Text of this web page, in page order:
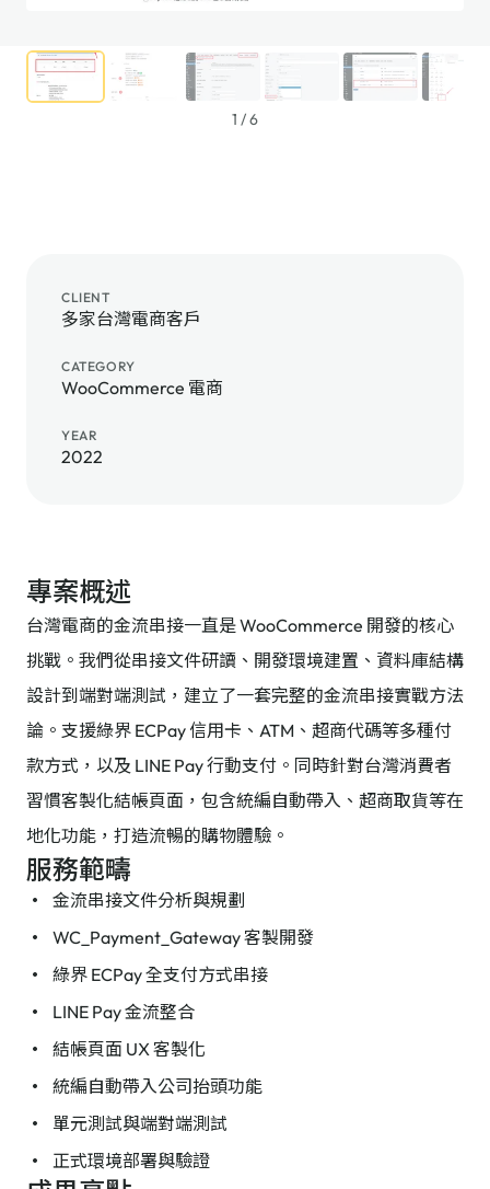
1 /6
CLIENT
多家台灣電商客戶
CATEGORY
WooCommerce 電商
YEAR
2022
專案概述
台灣電商的金流串接一直是 WooCommerce 開發的核心
挑戰。我們從串接文件研讀、開發環境建置、資料庫結構
設計到端對端測試，建立了一套完整的金流串接實戰方法
論。支援綠界 ECPay 信用卡、ATM、超商代碼等多種付
款方式，以及 LINE Pay 行動支付。同時針對台灣消費者
習慣客製化結帳頁面，包含統編自動帶入、超商取貨等在
地化功能，打造流暢的購物體驗。
服務範疇
金流串接文件分析與規劃
WC_Payment_Gateway 客製開發
綠界 ECPay 全支付方式串接
LINE Pay 金流整合
結帳頁面 UX 客製化
統編自動帶入公司抬頭功能
單元測試與端對端測試
正式環境部署與驗證